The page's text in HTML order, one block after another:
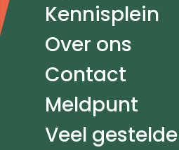
Kennisplein
Over ons
Contact
Meldpunt
Veel